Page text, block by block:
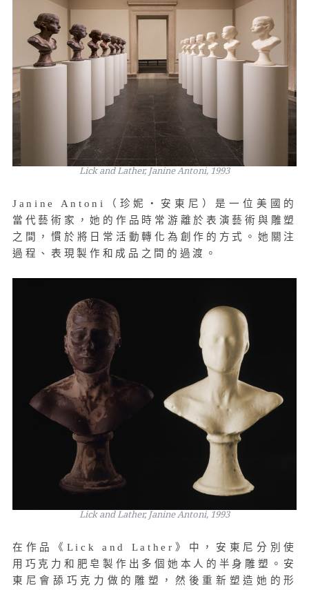
Lick and Lather, Janine Antoni, 1993
Janine Antoni（珍妮・安東尼）是一位美國的
當代藝術家，她的作品時常游離於表演藝術與雕塑
之間，慣於將日常活動轉化為創作的方式。她關注
過程、表現製作和成品之間的過渡。
Lick and Lather, Janine Antoni, 1993
在作品《Lick and Lather》中，安東尼分別使
用巧克力和肥皂製作出多個她本人的半身雕塑。安
東尼會舔巧克力做的雕塑，然後重新塑造她的形